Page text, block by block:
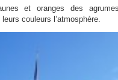
et oranges des
couleurs l’atmosphère.